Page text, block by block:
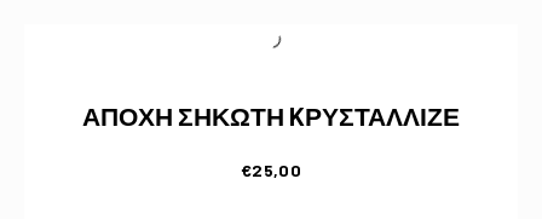
ΑΠΟΧΗ ΣΗΚΩΤΗ KΡΥΣΤΑΛΛΙΖΕ
€25,00